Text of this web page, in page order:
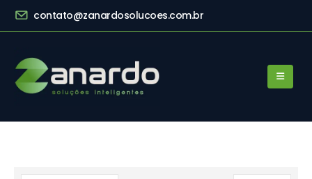
contato@zanardosolucoes.com.br